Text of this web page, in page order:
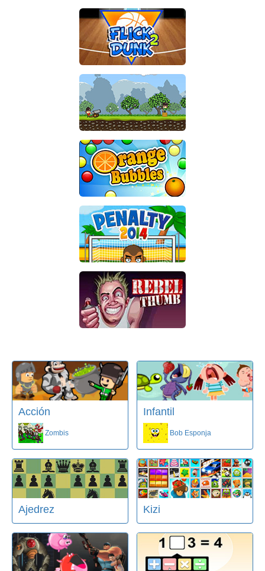
Acción
Zombis
Ajedrez
Infantil
Bob Esponja
Kizi